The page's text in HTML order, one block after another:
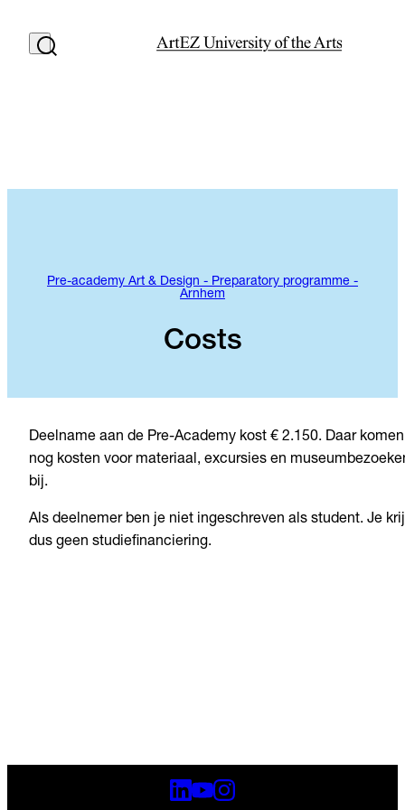
Pre-academy Art & Design - Preparatory programme -
Arnhem
Costs
Deelname aan de Pre-Academy kost € 2.150. Daar komen
nog kosten voor materiaal, excursies en
bij.
Als deelnemer ben je niet ingeschreven als student. Je
dus geen studiefinanciering.